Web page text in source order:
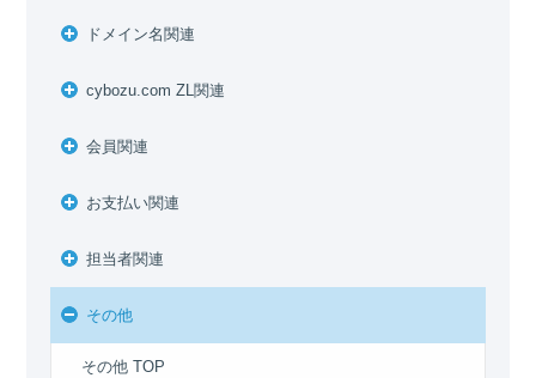
ドメイン名関連
cybozu.com ZL関連
会員関連
お支払い関連
担当者関連
その他
その他 TOP